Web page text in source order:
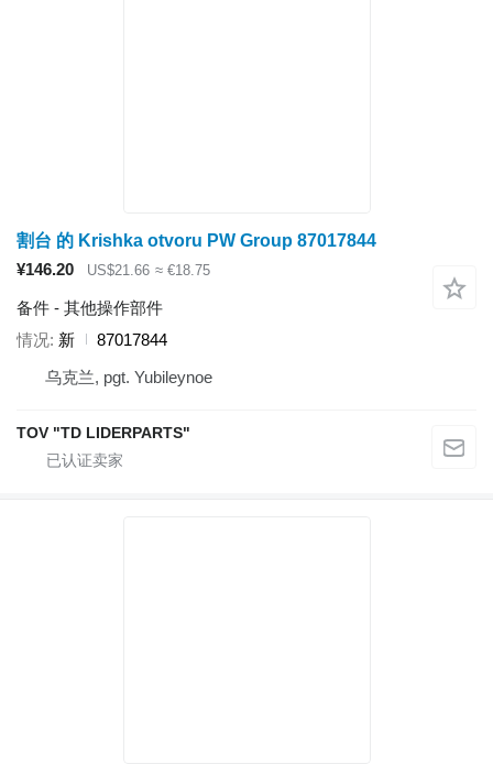
割台 的 Krishka otvoru PW Group 87017844
¥146.20
US$21.66 ≈ €18.75
备件 - 其他操作部件
情况 新
87017844
乌克兰, pgt. Yubileynoe
TOV "TD LIDERPARTS"